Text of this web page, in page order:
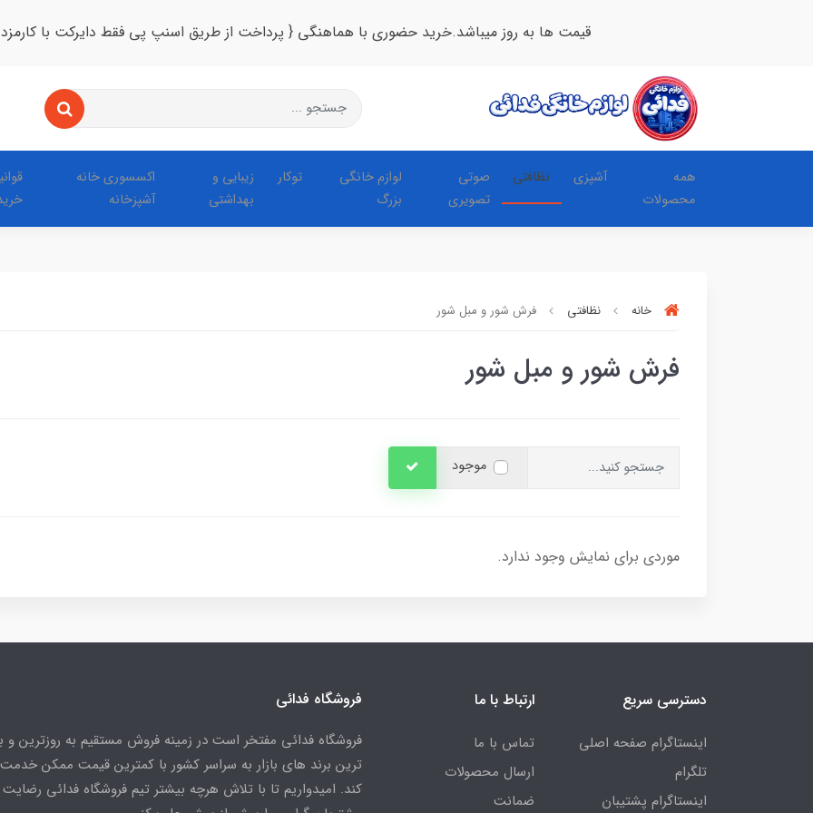
قیمت ها به روز میباشد.خرید حضوری با هماهنگی { پرداخت از طریق اسنپ پی فقط دایرکت با
همه
محصولات
آشپزی نظافتی
صوتی
تصویری
لوازم خانگی
بزرگ
توکار
زیبایی و
بهداشتی
اکسسوری خانه
آشپزخانه
خانه نظافتی فرش شور و مبل شور
فرش شور و مبل شور
موجود
موردی برای نمایش وجود ندارد.
دسترسی سریع
اینستاگرام صفحه اصلی
تلگرام
اینستاگرام پشتیبان
ارتباط با ما
تماس با ما
ارسال محصولات
ضمانت
فروشگاه فدائی
فروشگاه فدائی مفتخر است در زمینه فروش مستقیم به روزترین و
ترین برند های بازار به سراسر کشور با کمترین قیمت ممکن
کند. امیدواریم تا با تلاش هرچه بیشتر تیم فروشگاه فدائی